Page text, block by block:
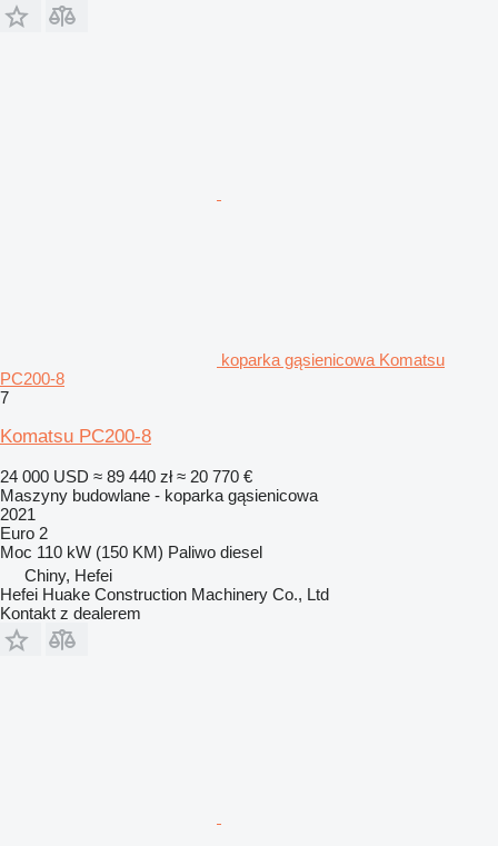
koparka gąsienicowa Komatsu
PC200-8
7
Komatsu PC200-8
24 000 USD ≈ 89 440 zł ≈ 20 770 €
Maszyny budowlane - koparka gąsienicowa
2021
Euro 2
Moc 110 kW (150 KM) Paliwo diesel
Chiny, Hefei
Hefei Huake Construction Machinery Co., Ltd
Kontakt z dealerem